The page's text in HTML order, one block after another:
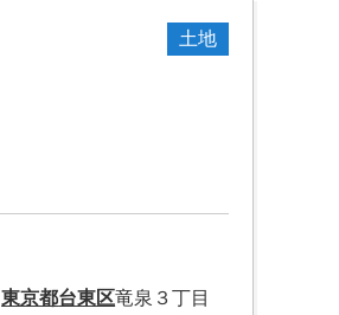
土地
東京都台東区竜泉３丁目